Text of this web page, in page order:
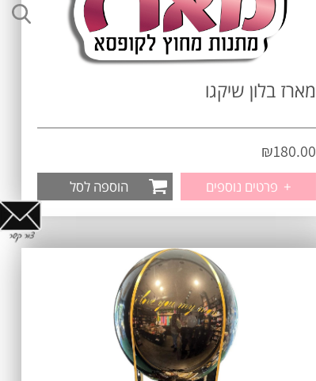
מארז בלון שיקגו
₪180.00
+ פרטים נוספים הוספה לסל